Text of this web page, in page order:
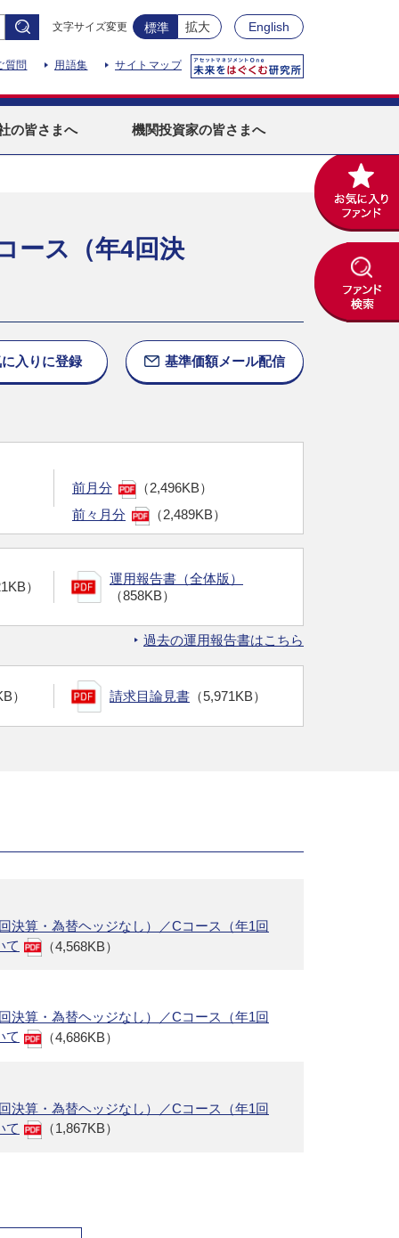
文字サイズ変更 標準 拡大 English
質問 用語集 サイトマップ
の皆さまへ 機関投資家の皆さまへ
ース（年4回決
入りに登録 基準価額メール配信
前月分
（2,496KB）
前々月分
（2,489KB）
）
運用報告書（全体版）
（858KB）
過去の運用報告書はこちら
） 請求目論見書 （5,971KB）
決算・為替ヘッジなし）／Cコース（年1回
て
（4,568KB）
決算・為替ヘッジなし）／Cコース（年1回
て
（4,686KB）
決算・為替ヘッジなし）／Cコース（年1回
て
（1,867KB）